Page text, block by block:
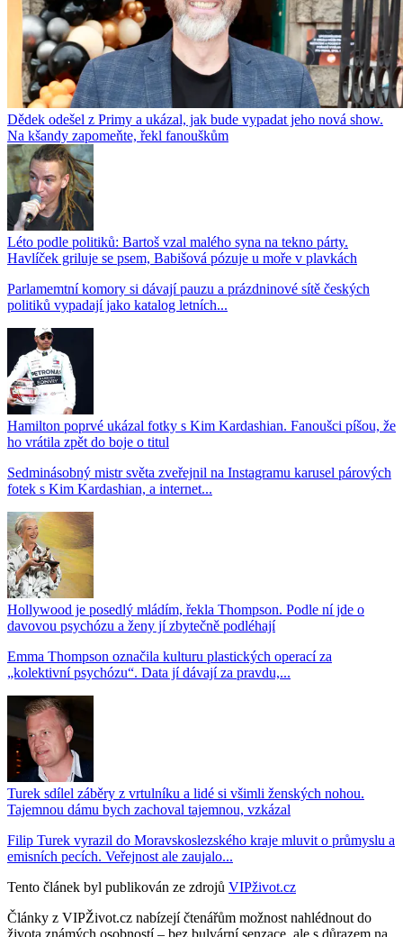
Dědek odešel z Primy a ukázal, jak bude vypadat jeho nová show.
Na kšandy zapomeňte, řekl fanouškům
Léto podle politiků: Bartoš vzal malého syna na tekno párty.
Havlíček griluje se psem, Babišová pózuje u moře v plavkách
Parlamemtní komory si dávají pauzu a prázdninové sítě českých
politiků vypadají jako katalog letních...
Hamilton poprvé ukázal fotky s Kim Kardashian. Fanoušci píšou, že
ho vrátila zpět do boje o titul
Sedminásobný mistr světa zveřejnil na Instagramu karusel párových
fotek s Kim Kardashian, a internet...
Hollywood je posedlý mládím, řekla Thompson. Podle ní jde o
davovou psychózu a ženy jí zbytečně podléhají
Emma Thompson označila kulturu plastických operací za
„kolektivní psychózu“. Data jí dávají za pravdu,...
Turek sdílel záběry z vrtulníku a lidé si všimli ženských nohou.
Tajemnou dámu bych zachoval tajemnou, vzkázal
Filip Turek vyrazil do Moravskoslezského kraje mluvit o průmyslu a
emisních pecích. Veřejnost ale zaujalo...
Tento článek byl publikován ze zdrojů VIPživot.cz
Články z VIPŽivot.cz nabízejí čtenářům možnost nahlédnout do
života známých osobností – bez bulvární senzace, ale s důrazem na